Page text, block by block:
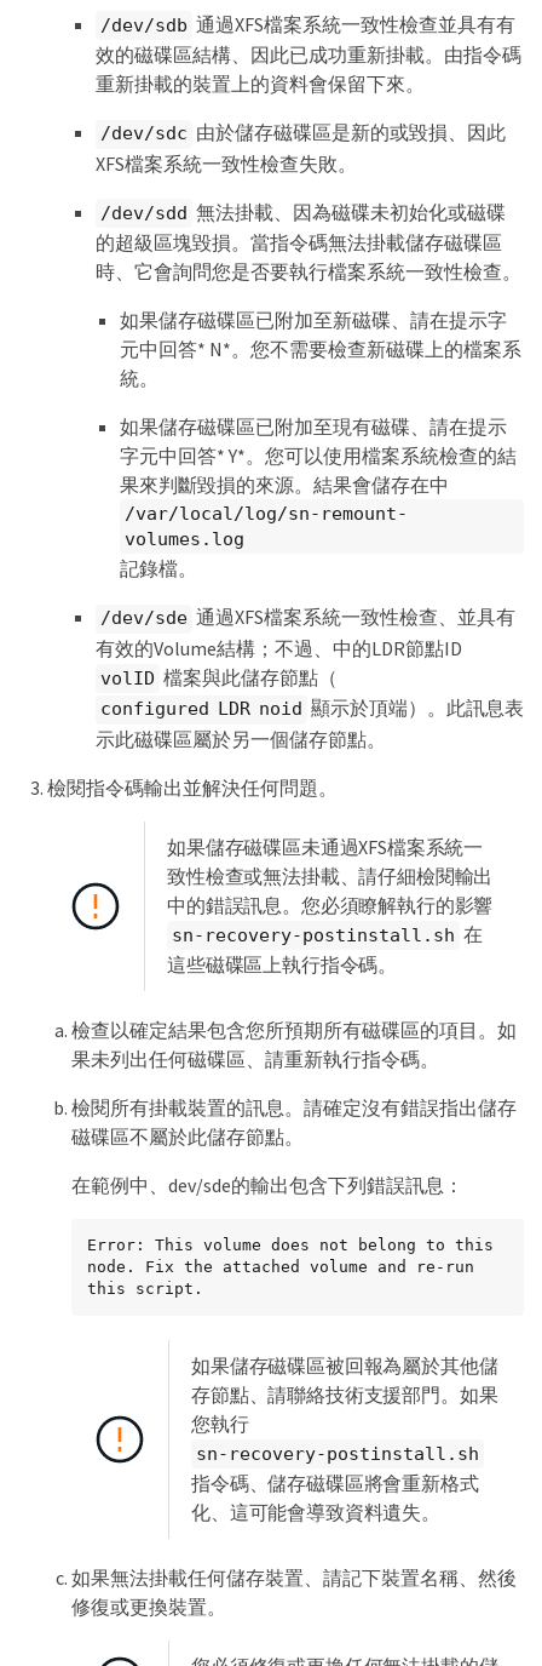
deleted. If you only had two copies of
object data, you will temporarily have only
a single copy.
StorageGRID Webscale will attempt to
restore data redundancy by making
additional replicated copies or EC
fragments, according to the rules in the
active ILM policies.
Don't continue to the next step if you
believe that the data remaining on this
volume can't be rebuilt from elsewhere in
the grid (for example, if your ILM policy
volumes have failed on multiple nodes).
Instead, contact support to determine how
to recover your data.
Mount and unmount device /dev/sdd and
checking file system consistency:
Failed to mount device /dev/sdd
This device could be an uninitialized disk
or has corrupted superblock.
File system check might take a long time.
Do you want to continue? (y or n) [y/N]? y
failed on device /dev/sdd.
You can see the diagnosis information in
the /var/local/log/sn-remount-volumes.log.
This volume could be new or damaged. If you
run sn-recovery-postinstall.sh, this volume
and any data on this volume will be
deleted. If you only had two copies of
object data, you will temporarily have only
a single copy.
StorageGRID Webscale will attempt to
restore data redundancy by making
additional replicated copies or EC
fragments, according to the rules in the
active ILM policies.
Don't continue to the next step if you
believe that the data remaining on this
the grid (for example, if your ILM policy
uses a rule that makes only one copy or if
Instead, contact support to determine how
to recover your data.
Mount and unmount device /dev/sde and
Check rangedb structure on device /dev/sde:
Mount device /dev/sde to /tmp/sde-654321
with rangedb mount options
Found LDR node id 12000078, volume number 9
in the volID file
Error: This volume does not belong to this
node. Fix the attached volume and re-run
this script.
/dev/sdb 通過XFS檔案系統一致性檢查並具有有
效的磁碟區結構、因此已成功重新掛載。由指令碼
重新掛載的裝置上的資料會保留下來。
/dev/sdc 由於儲存磁碟區是新的或毀損、因此
XFS檔案系統一致性檢查失敗。
/dev/sdd 無法掛載、因為磁碟未初始化或磁碟
的超級區塊毀損。當指令碼無法掛載儲存磁碟區
時、它會詢問您是否要執行檔案系統一致性檢查。
如果儲存磁碟區已附加至新磁碟、請在提示字
元中回答* N*。您不需要檢查新磁碟上的檔案系
統。
如果儲存磁碟區已附加至現有磁碟、請在提示
字元中回答* Y*。您可以使用檔案系統檢查的結
果來判斷毀損的來源。結果會儲存在中
/var/local/log/sn-remount-
volumes.log
記錄檔。
/dev/sde 通過XFS檔案系統一致性檢查、並具有
有效的Volume結構；不過、中的LDR節點ID
volID 檔案與此儲存節點（
configured LDR noid 顯示於頂端）。此訊息表
示此磁碟區屬於另一個儲存節點。
檢閱指令碼輸出並解決任何問題。
如果儲存磁碟區未通過XFS檔案系統一
致性檢查或無法掛載、請仔細檢閱輸出
中的錯誤訊息。您必須瞭解執行的影響
sn-recovery-postinstall.sh 在
這些磁碟區上執行指令碼。
檢查以確定結果包含您所預期所有磁碟區的項目。如
果未列出任何磁碟區、請重新執行指令碼。
檢閱所有掛載裝置的訊息。請確定沒有錯誤指出儲存
磁碟區不屬於此儲存節點。
在範例中、dev/sde的輸出包含下列錯誤訊息：
Error: This volume does not belong to this
node. Fix the attached volume and re-run
this script.
如果儲存磁碟區被回報為屬於其他儲
存節點、請聯絡技術支援部門。如果
您執行
sn-recovery-postinstall.sh
指令碼、儲存磁碟區將會重新格式
化、這可能會導致資料遺失。
如果無法掛載任何儲存裝置、請記下裝置名稱、然後
修復或更換裝置。